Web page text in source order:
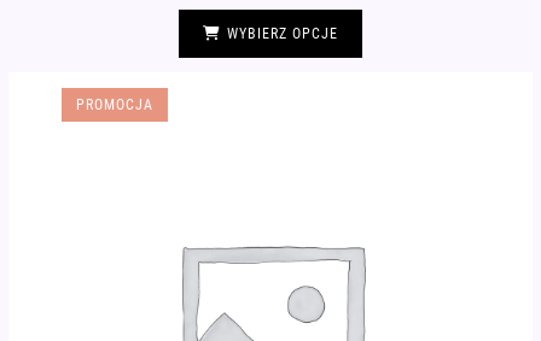
od
219,00 zł
WYBIERZ OPCJE
Ten
PROMOCJA